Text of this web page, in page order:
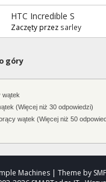
HTC Incredible S
Zaczęty przez sarley
góry
wątek
(Więcej niż 30 odpowiedzi)
wątek (Więcej niż 50
Machines | Theme by